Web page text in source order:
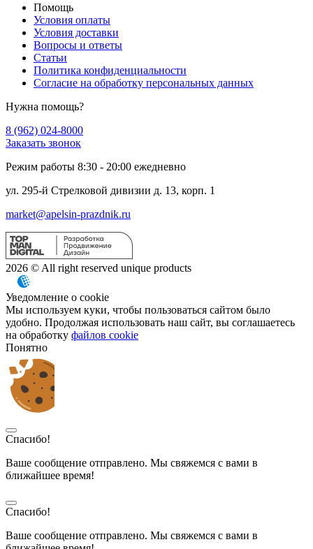
Помощь
Условия оплаты
Условия доставки
Вопросы и ответы
Статьи
Политика конфиденциальности
Cогласие на обработку персональных данных
Нужна помощь?
8 (962) 024-8000
Заказать звонок
Режим работы 8:30 - 20:00 ежедневно
ул. 295-й Стрелковой дивизии д. 13, корп. 1
market@apelsin-prazdnik.ru
2026 © All right reserved unique products
Уведомление о cookie
Мы используем куки, чтобы пользоваться сайтом было
удобно. Продолжая использовать наш сайт, вы соглашаетесь
на обработку файлов cookie
Понятно
Спасибо!
Ваше сообщение отправлено. Мы свяжемся с вами в
ближайшее время!
Спасибо!
Ваше сообщение отправлено. Мы свяжемся с вами в